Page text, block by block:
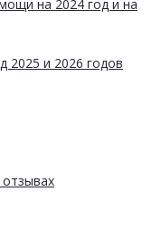
на 2024 год и на
2025 и 2026 годов